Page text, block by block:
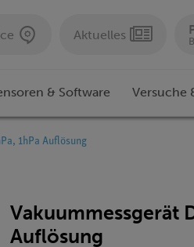
Aktuelles
& Software Versuche
1hPa Auflösung
Vakuummessgerät
Auflösung